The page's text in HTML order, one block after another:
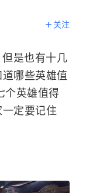
关注
是也有十几
哪些英雄值
个英雄值得
定要记住